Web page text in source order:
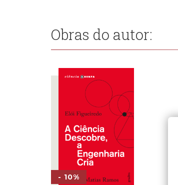
Obras do autor:
- 10%